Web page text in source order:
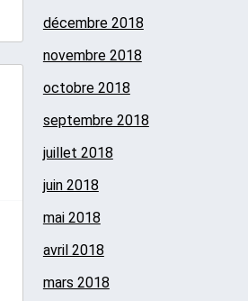
décembre 2018
novembre 2018
octobre 2018
septembre 2018
juillet 2018
juin 2018
mai 2018
avril 2018
mars 2018